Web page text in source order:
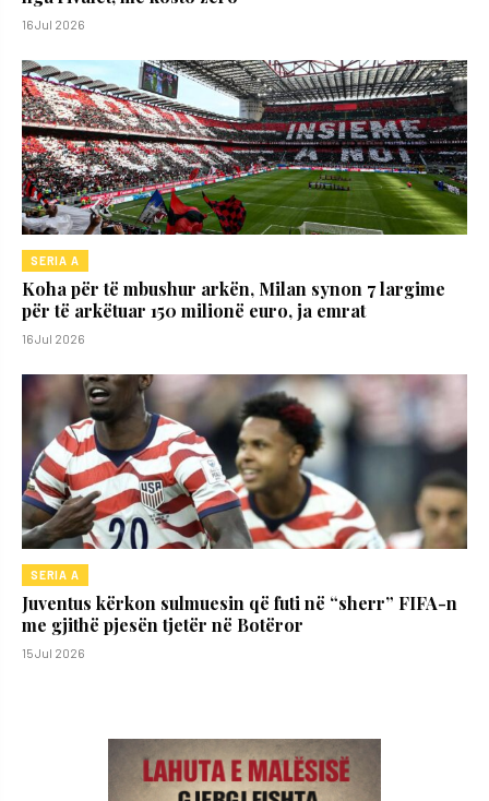
16 Jul 2026
SERIA A
Koha për të mbushur arkën, Milan synon 7 largime
për të arkëtuar 150 milionë euro, ja emrat
16 Jul 2026
SERIA A
Juventus kërkon sulmuesin që futi në “sherr” FIFA-n
me gjithë pjesën tjetër në Botëror
15 Jul 2026